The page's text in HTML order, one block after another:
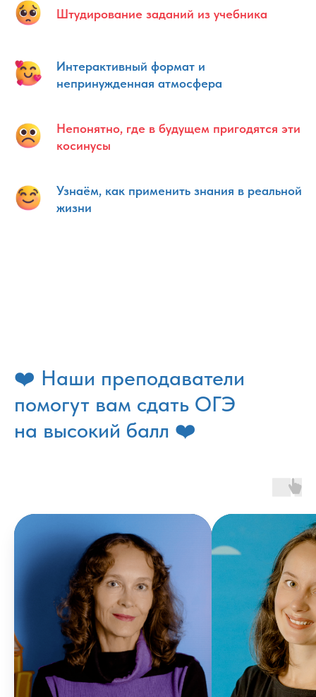
Штудирование заданий из учебника
Интерактивный формат и
непринужденная атмосфера
Непонятно, где в будущем пригодятся эти
косинусы
Узнаём, как применить знания в реальной
жизни
❤️ Наши преподаватели
помогут вам сдать OГЭ
на высокий балл ❤️